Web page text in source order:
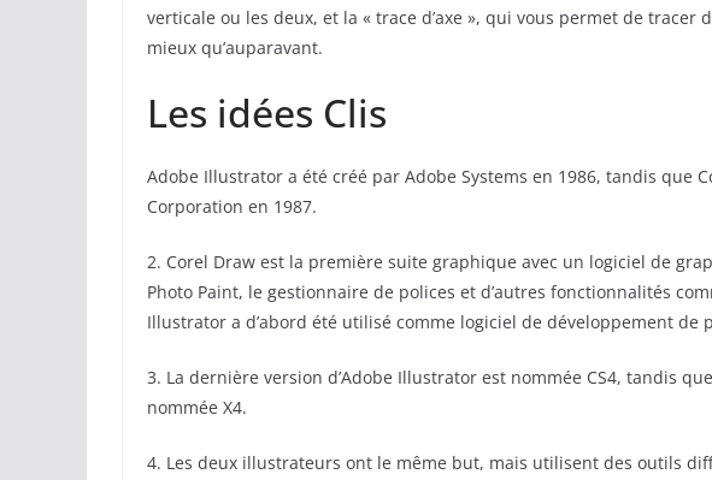
verticale ou les deux, et la « trace d’axe », qui vous permet de tracer
mieux qu’auparavant.
Les idées Clis
Adobe Illustrator a été créé par Adobe Systems en 1986, tandis que
Corporation en 1987.
2. Corel Draw est la première suite graphique avec un logiciel de
Photo Paint, le gestionnaire de polices et d’autres fonctionnalités
Illustrator a d’abord été utilisé comme logiciel de développement de
3. La dernière version d’Adobe Illustrator est nommée CS4, tandis
nommée X4.
4. Les deux illustrateurs ont le même but, mais utilisent des outils